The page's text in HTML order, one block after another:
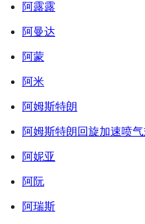
阿露露
阿曼达
阿蒙
阿米
阿姆斯特朗
阿姆斯特朗回旋加速喷
阿妮亚
阿阮
阿瑞斯